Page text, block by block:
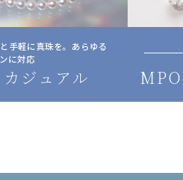
手軽に真珠を。あらゆる
に対応
ジュアル